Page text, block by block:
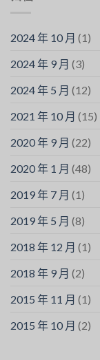
2024 年 10 月 (1)
2024 年 9 月 (3)
2024 年 5 月 (12)
2021 年 10 月 (15)
2020 年 9 月 (22)
2020 年 1 月 (48)
2019 年 7 月 (1)
2019 年 5 月 (8)
2018 年 12 月 (1)
2018 年 9 月 (2)
2015 年 11 月 (1)
2015 年 10 月 (2)